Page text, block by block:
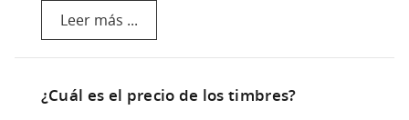
Leer más ...
¿Cuál es el precio de los timbres?